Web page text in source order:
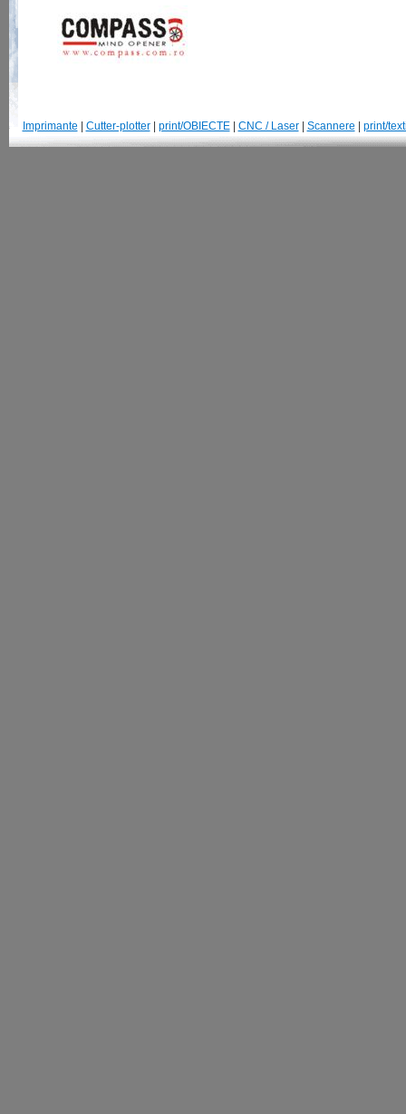
Imprimante Cutter-plotter| print/OBIECTE| CNC / Laser| Scannere print/